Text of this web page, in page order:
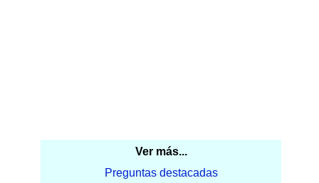
Ver más...
Preguntas destacadas